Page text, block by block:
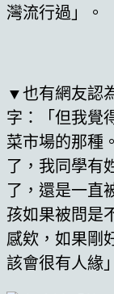
灣流行過」。
▼也有網友認
字：「但我覺
菜市場的那種
了，我同學有
了，還是一直
孩如果被問是
感欸，如果剛
該會很有人緣